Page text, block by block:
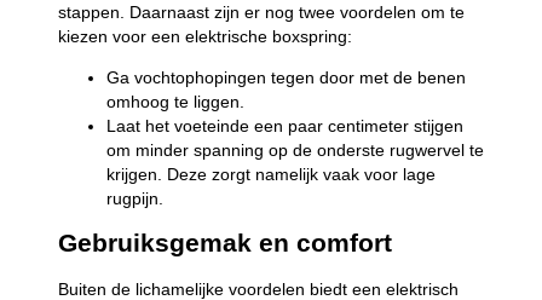
stappen. Daarnaast zijn er nog twee voordelen om te
kiezen voor een elektrische boxspring:
Ga vochtophopingen tegen door met de benen
omhoog te liggen.
Laat het voeteinde een paar centimeter stijgen
om minder spanning op de onderste rugwervel te
krijgen. Deze zorgt namelijk vaak voor lage
rugpijn.
Gebruiksgemak en comfort
Buiten de lichamelijke voordelen biedt een elektrisch